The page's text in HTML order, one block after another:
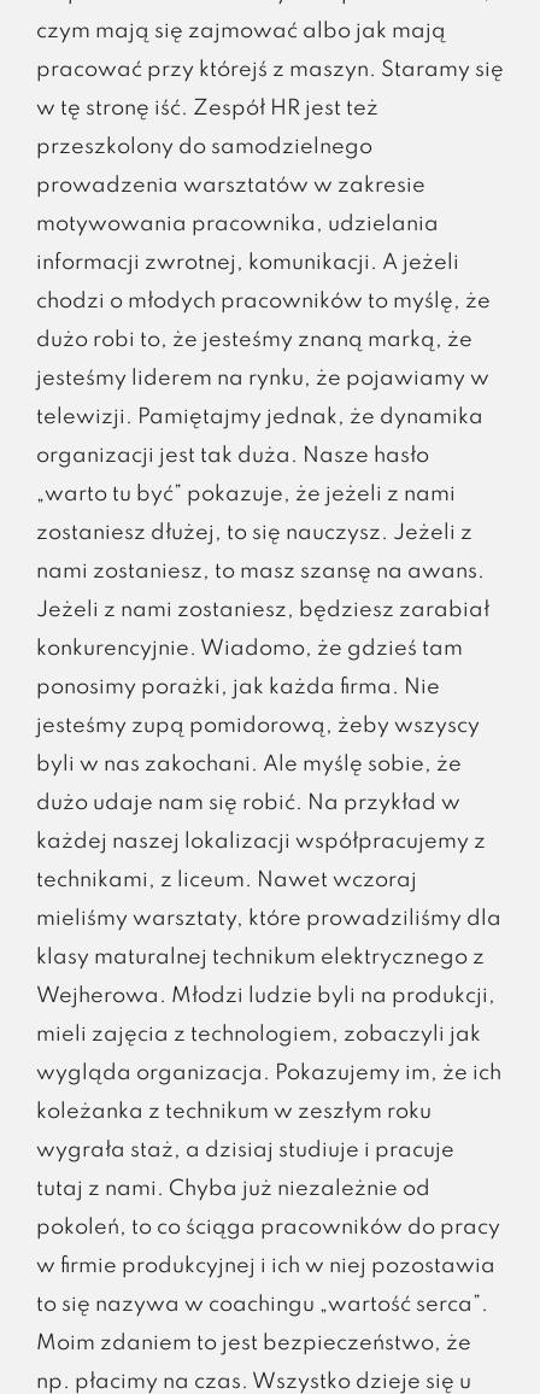
czym mają się zajmować albo jak mają
pracować przy którejś z maszyn. Staramy się
w tę stronę iść. Zespół HR jest też
przeszkolony do samodzielnego
prowadzenia warsztatów w zakresie
motywowania pracownika, udzielania
informacji zwrotnej, komunikacji. A jeżeli
chodzi o młodych pracowników to myślę, że
dużo robi to, że jesteśmy znaną marką, że
jesteśmy liderem na rynku, że pojawiamy w
telewizji. Pamiętajmy jednak, że dynamika
organizacji jest tak duża. Nasze hasło
„warto tu być” pokazuje, że jeżeli z nami
zostaniesz dłużej, to się nauczysz. Jeżeli z
nami zostaniesz, to masz szansę na awans.
Jeżeli z nami zostaniesz, będziesz zarabiał
konkurencyjnie. Wiadomo, że gdzieś tam
ponosimy porażki, jak każda firma. Nie
jesteśmy zupą pomidorową, żeby wszyscy
byli w nas zakochani. Ale myślę sobie, że
dużo udaje nam się robić. Na przykład w
każdej naszej lokalizacji współpracujemy z
technikami, z liceum. Nawet wczoraj
mieliśmy warsztaty, które prowadziliśmy dla
klasy maturalnej technikum elektrycznego z
Wejherowa. Młodzi ludzie byli na produkcji,
mieli zajęcia z technologiem, zobaczyli jak
wygląda organizacja. Pokazujemy im, że ich
koleżanka z technikum w zeszłym roku
wygrała staż, a dzisiaj studiuje i pracuje
tutaj z nami. Chyba już niezależnie od
pokoleń, to co ściąga pracowników do pracy
w firmie produkcyjnej i ich w niej pozostawia
to się nazywa w coachingu „wartość serca”.
Moim zdaniem to jest bezpieczeństwo, że
np. płacimy na czas. Wszystko dzieje się u